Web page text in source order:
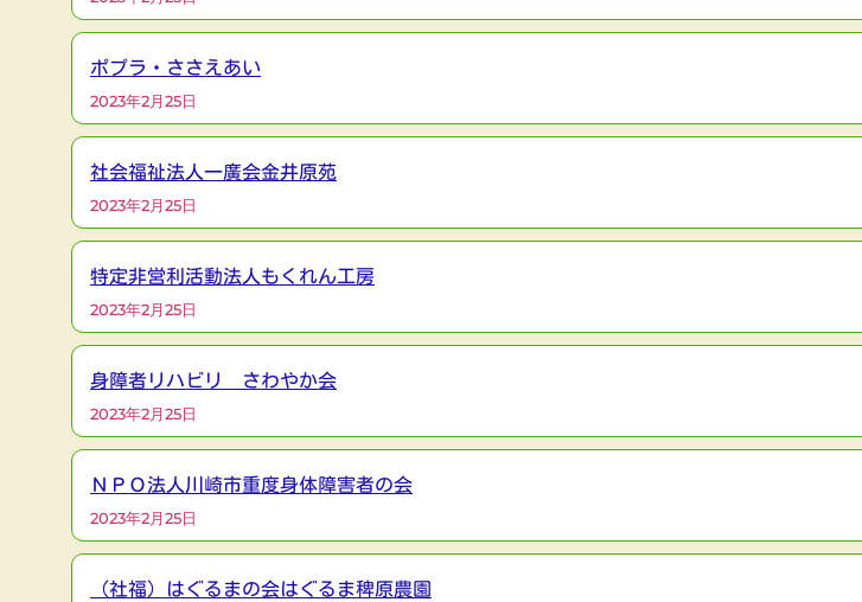
ポプラ・ささえあい
2023年2月25日
社会福祉法人一廣会金井原苑
2023年2月25日
特定非営利活動法人もくれん工房
2023年2月25日
身障者リハビリ さわやか会
2023年2月25日
ＮＰＯ法人川崎市重度身体障害者の会
2023年2月25日
（社福）はぐるまの会はぐるま稗原農園